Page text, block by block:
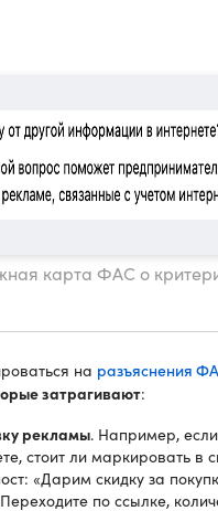
карта ФАС о
на разъяснения
затрагивают:
рекламы. Например, если
стоит ли маркировать в
«Дарим скидку за
по ссылке,